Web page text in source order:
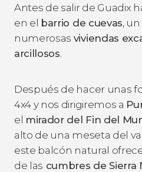
Antes de salir de Guadix
en el barrio de cuevas,
numerosas viviendas
arcillosos.
Después de hacer unas
4x4 y nos dirigiremos a
el mirador del Fin del
alto de una meseta del
este balcón natural
de las cumbres de Sierra